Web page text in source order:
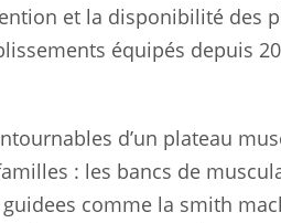
et la disponibilité des
équipés depuis
d’un plateau
: les bancs de
comme la smith